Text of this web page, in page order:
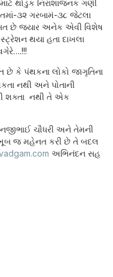
થોડુક નિરાશાજનક ગણી
૩૨ ગરબામં-૩૮ જેટલા
છે જ્યાર અનેક એવી વિશેષ
થયા હતા દાખલા
કે પંથકના લોકો જાગૃતિના
નથી અને પોતાની
શક્તા નથી તે એક
ચૌધરી અને તેમની
જ મહેનત કરી છે તે બદલ
અભિનંદન સહ